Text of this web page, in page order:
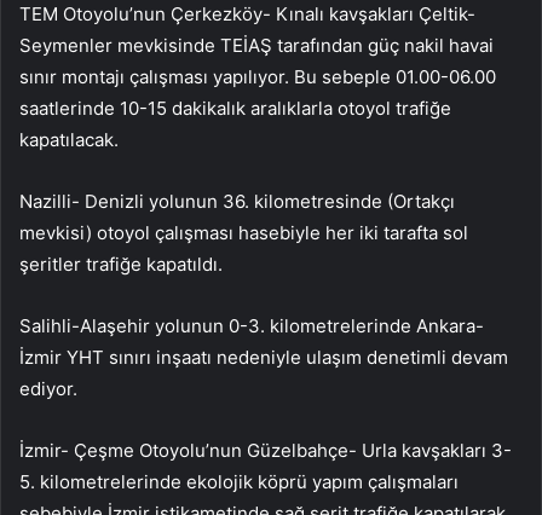
TEM Otoyolu’nun Çerkezköy- Kınalı kavşakları Çeltik-
Seymenler mevkisinde TEİAŞ tarafından güç nakil havai
sınır montajı çalışması yapılıyor. Bu sebeple 01.00-06.00
saatlerinde 10-15 dakikalık aralıklarla otoyol trafiğe
kapatılacak.
Nazilli- Denizli yolunun 36. kilometresinde (Ortakçı
mevkisi) otoyol çalışması hasebiyle her iki tarafta sol
şeritler trafiğe kapatıldı.
Salihli-Alaşehir yolunun 0-3. kilometrelerinde Ankara-
İzmir YHT sınırı inşaatı nedeniyle ulaşım denetimli devam
ediyor.
İzmir- Çeşme Otoyolu’nun Güzelbahçe- Urla kavşakları 3-
5. kilometrelerinde ekolojik köprü yapım çalışmaları